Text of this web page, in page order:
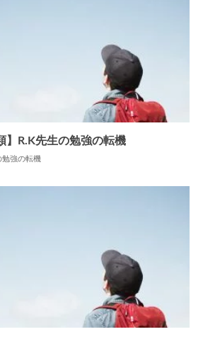
】R.K先生の勉強の転機
勉強の転機